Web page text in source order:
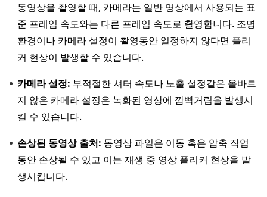
동영상을 촬영할 때, 카메라는 일반 영상에서 사용되는 표
준 프레임 속도와는 다른 프레임 속도로 촬영합니다. 조명
환경이나 카메라 설정이 촬영동안 일정하지 않다면 플리
커 현상이 발생할 수 있습니다.
카메라 설정: 부적절한 셔터 속도나 노출 설정같은 올바르
지 않은 카메라 설정은 녹화된 영상에 깜빡거림을 발생시
킬 수 있습니다.
손상된 동영상 출처: 동영상 파일은 이동 혹은 압축 작업
동안 손상될 수 있고 이는 재생 중 영상 플리커 현상을 발
생시킵니다.